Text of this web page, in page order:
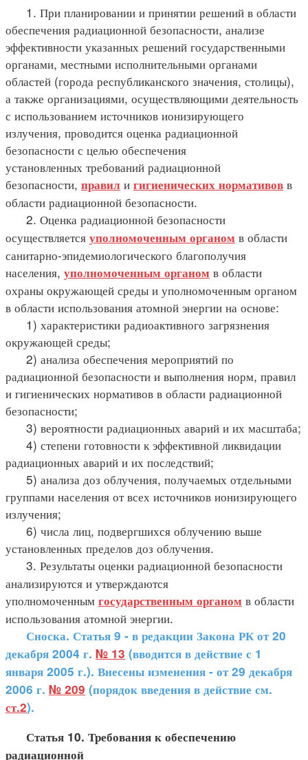
1. При планировании и принятии решений в области
обеспечения радиационной безопасности, анализе
эффективности указанных решений государственными
органами, местными исполнительными органами
областей (города республиканского значения, столицы),
а также организациями, осуществляющими деятельность
с использованием источников ионизирующего
излучения, проводится оценка радиационной
безопасности с целью обеспечения
установленных требований радиационной
безопасности, правил и гигиенических нормативов в
области радиационной безопасности.
2. Оценка радиационной безопасности
осуществляется уполномоченным органом в области
санитарно-эпидемиологического благополучия
населения, уполномоченным органом в области
охраны окружающей среды и уполномоченным органом
в области использования атомной энергии на основе:
1) характеристики радиоактивного загрязнения
окружающей среды;
2) анализа обеспечения мероприятий по
радиационной безопасности и выполнения норм, правил
и гигиенических нормативов в области радиационной
безопасности;
3) вероятности радиационных аварий и их масштаба;
4) степени готовности к эффективной ликвидации
радиационных аварий и их последствий;
5) анализа доз облучения, получаемых отдельными
группами населения от всех источников ионизирующего
излучения;
6) числа лиц, подвергшихся облучению выше
установленных пределов доз облучения.
3. Результаты оценки радиационной безопасности
анализируются и утверждаются
уполномоченным государственным органом в области
использования атомной энергии.
Сноска. Статья 9 - в редакции Закона РК от 20
декабря 2004 г. № 13 (вводится в действие с 1
января 2005 г.). Внесены изменения - от 29 декабря
2006 г. № 209 (порядок введения в действие см.
ст.2).
Статья 10. Требования к обеспечению
радиационной